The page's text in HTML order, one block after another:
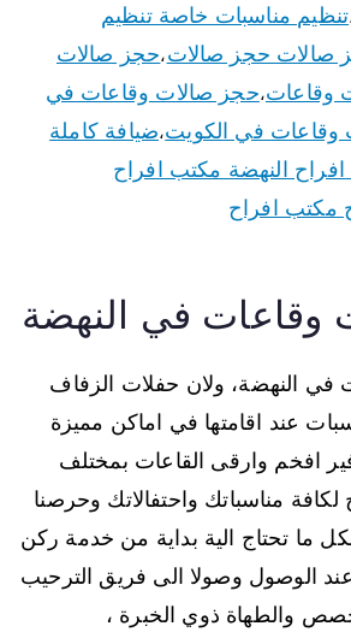
تنظيم مناسبات خاصة تنظيم
صالات حجز صالات،حجز صالات
وقاعات،حجز صالات وقاعات في
وقاعات في الكويت،ضيافة كاملة
النهضة مكتب افراح
مكتب افراح
وقاعات في النهضة
النهضة، ولان حفلات الزفاف
عند اقامتها في اماكن مميزة
افخم وارقى القاعات بمختلف
لكافة مناسباتك واحتفالاتك وحرصنا
ما تحتاج الية بداية من خدمة ركن
عند الوصول وصولا الى فريق الترحيب
والطهاة ذوي الخبرة ،